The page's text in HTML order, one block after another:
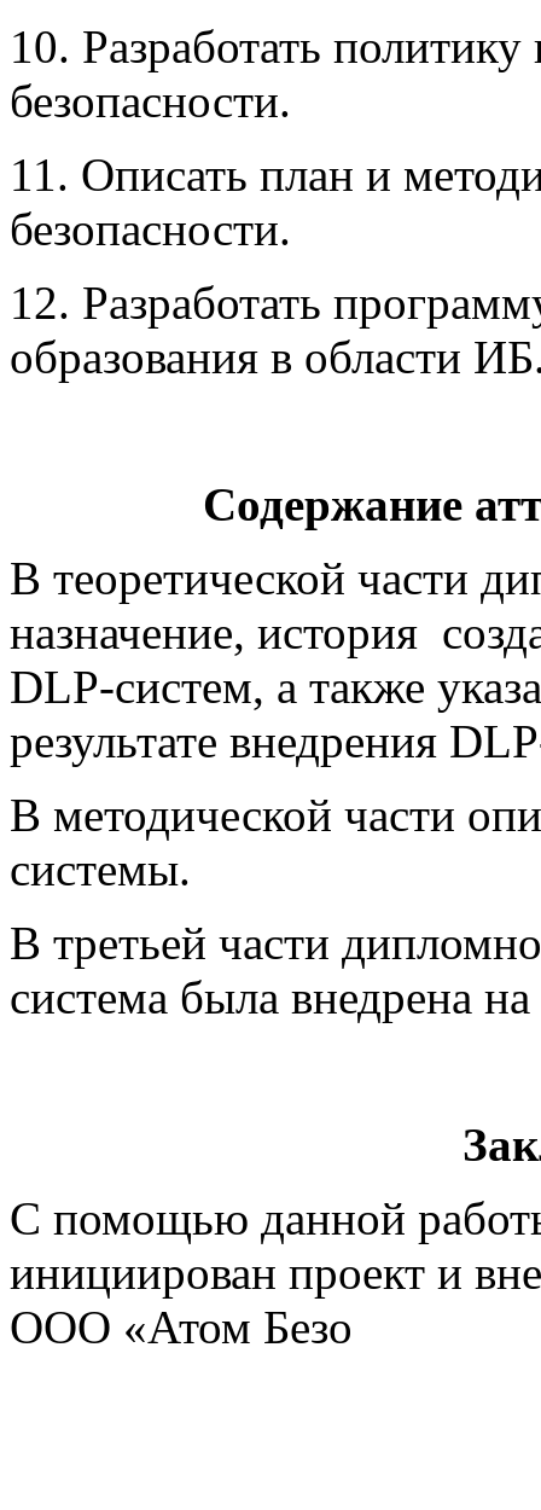
10. Разработать
безопасности.
11. Описать план и
безопасности.
12. Разработать
образования в области
Содержание
В теоретической части
назначение, история
DLP-систем, а также
результате внедрения
В методической части
системы.
В третьей части
система была внедрена
С помощью данной
инициирован проект и
ООО «Атом Безо